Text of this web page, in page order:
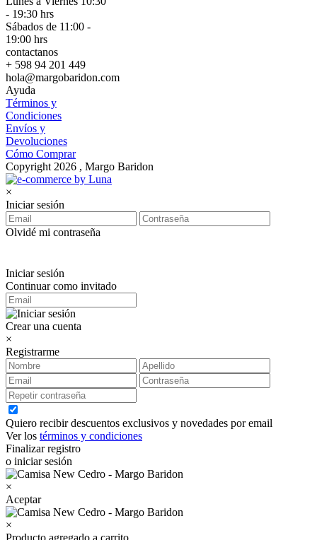
- 19:30 hrs
Sábados de 11:00 -
19:00 hrs
contactanos
+ 598 94 201 449
hola@margobaridon.com
Ayuda
Términos y
Condiciones
Envíos y
Devoluciones
Cómo Comprar
Copyright 2026 , Margo Baridon
×
Iniciar sesión
Olvidé mi contraseña
Iniciar sesión
Continuar como invitado
Crear una cuenta
×
Registrarme
Quiero recibir descuentos exclusivos y novedades por email
Ver los términos y condiciones
Finalizar registro
o iniciar sesión
×
Aceptar
×
Producto agregado a carrito